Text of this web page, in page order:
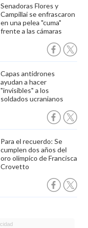
Senadoras Flores y
Campillai se enfrascaron
en una pelea "cuma"
frente a las cámaras
Capas antidrones
ayudan a hacer
"invisibles" a los
soldados ucranianos
Para el recuerdo: Se
cumplen dos años del
oro olímpico de Francisca
Crovetto